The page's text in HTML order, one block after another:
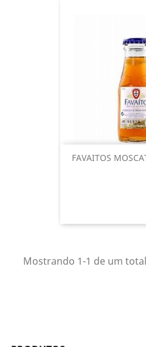
FAVAITOS
Mostrando 1-1 de um